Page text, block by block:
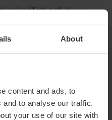
About
content and ads, to
to analyse our traffic.
your use of our site with
pokročilých a ak si
na čas, tak vás
korún.
ponúkáširokú